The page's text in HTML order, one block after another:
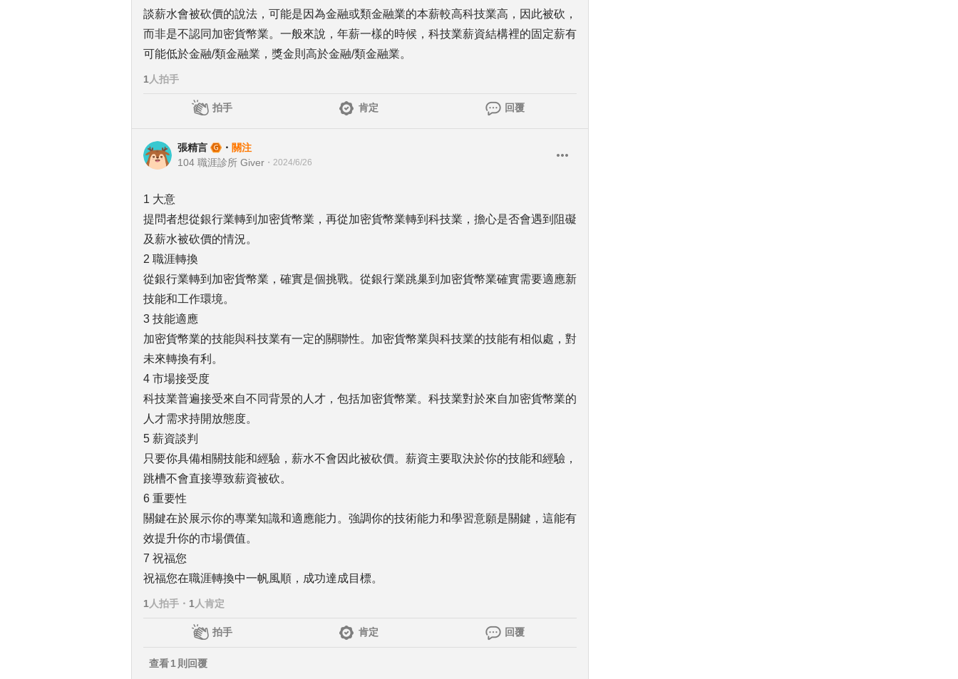
談薪水會被砍價的說法，可能是因為金融或類金融業的本薪較高科技業高，因此被砍，
而非是不認同加密貨幣業。一般來說，年薪一樣的時候，科技業薪資結構裡的固定薪有
可能低於金融/類金融業，獎金則高於金融/類金融業。
1 人拍手
拍手 肯定 回覆
張精言 ・ 關注
104 職涯診所 Giver ・ 2024/6/26
1 大意
提問者想從銀行業轉到加密貨幣業，再從加密貨幣業轉到科技業，擔心是否會遇到阻礙
及薪水被砍價的情況。
2 職涯轉換
從銀行業轉到加密貨幣業，確實是個挑戰。從銀行業跳巢到加密貨幣業確實需要適應新
技能和工作環境。
3 技能適應
加密貨幣業的技能與科技業有一定的關聯性。加密貨幣業與科技業的技能有相似處，對
未來轉換有利。
4 市場接受度
科技業普遍接受來自不同背景的人才，包括加密貨幣業。科技業對於來自加密貨幣業的
人才需求持開放態度。
5 薪資談判
只要你具備相關技能和經驗，薪水不會因此被砍價。薪資主要取決於你的技能和經驗，
跳槽不會直接導致薪資被砍。
6 重要性
關鍵在於展示你的專業知識和適應能力。強調你的技術能力和學習意願是關鍵，這能有
效提升你的市場價值。
7 祝福您
祝福您在職涯轉換中一帆風順，成功達成目標。
1 人拍手 ・ 1 人肯定
拍手 肯定 回覆
查看1 則回覆